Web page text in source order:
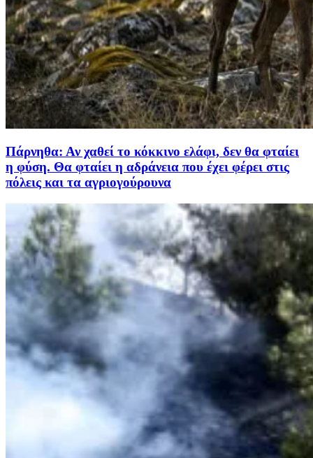
Πάρνηθα: Αν χαθεί το κόκκινο ελάφι, δεν θα φταίει
η φύση. Θα φταίει η αδράνεια που έχει φέρει στις
πόλεις και τα αγριογούρουνα